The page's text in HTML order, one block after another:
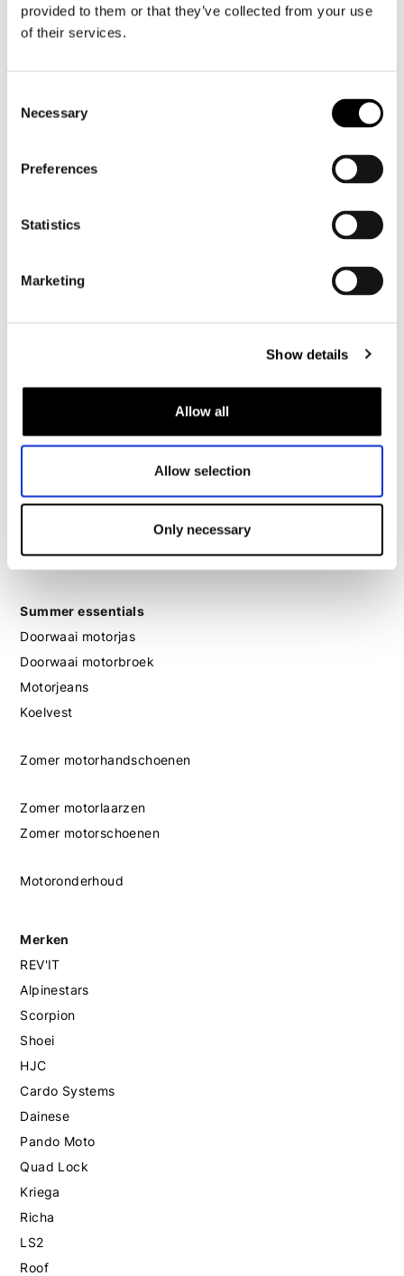
provided to them or that they’ve collected from your use
of their services.
Selection
Necessary
Preferences
Statistics
Marketing
Show details
Allow all
Allow selection
Only necessary
Motor leggings dames
Motorschoenen dames
MX
MX protectie
Motor gehoorbescherming
Giftcard
Summer essentials
Doorwaai motorjas
Doorwaai motorbroek
Motorjeans
Koelvest
Zomer motorhandschoenen
Zomer motorlaarzen
Zomer motorschoenen
Motoronderhoud
Merken
REV'IT
Alpinestars
Scorpion
Shoei
HJC
Cardo Systems
Dainese
Pando Moto
Quad Lock
Kriega
Richa
LS2
Roof